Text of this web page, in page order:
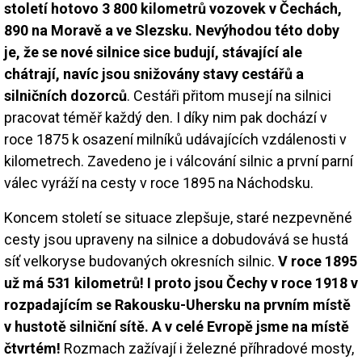
století hotovo 3 800 kilometrů vozovek v Čechách,
890 na Moravě a ve Slezsku. Nevýhodou této doby
je, že se nové silnice sice budují, stávající ale
chátrají, navíc jsou snižovány stavy cestářů a
silničních dozorců. Cestáři přitom musejí na silnici
pracovat téměř každý den. I díky nim pak dochází v
roce 1875 k osazení milníků udávajících vzdálenosti v
kilometrech. Zavedeno je i válcování silnic a první parní
válec vyráží na cesty v roce 1895 na Náchodsku.
Koncem století se situace zlepšuje, staré nezpevněné
cesty jsou upraveny na silnice a dobudovává se hustá
síť velkoryse budovaných okresních silnic. V roce 1895
už má 531 kilometrů! I proto jsou Čechy v roce 1918 v
rozpadajícím se Rakousku-Uhersku na prvním místě
v hustotě silniční sítě. A v celé Evropě jsme na místě
čtvrtém! Rozmach zažívají i železné příhradové mosty,